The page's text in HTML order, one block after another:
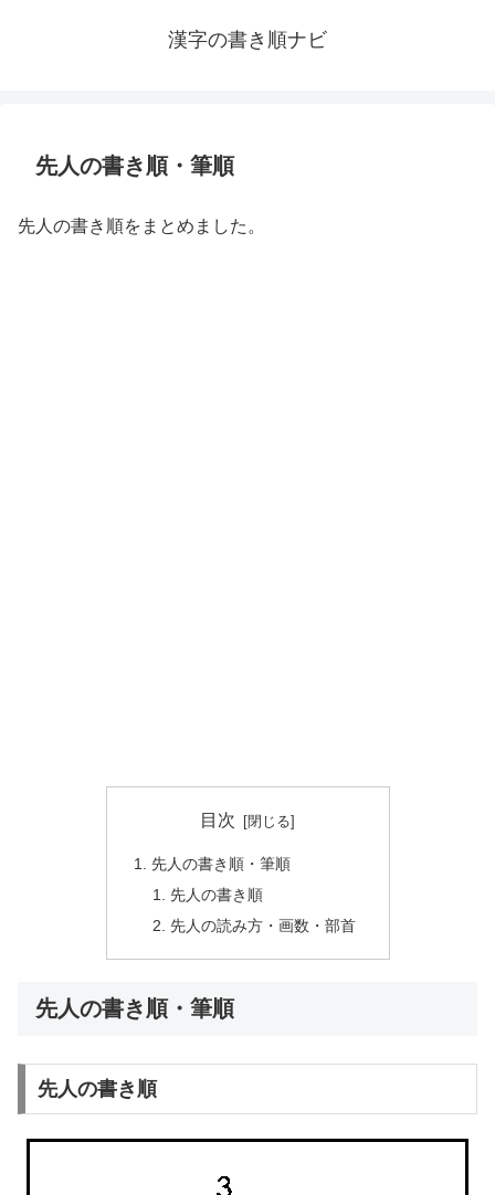
漢字の書き順ナビ
先人の書き順・筆順
先人の書き順をまとめました。
目次
先人の書き順・筆順
先人の書き順
先人の読み方・画数・部首
先人の書き順・筆順
先人の書き順